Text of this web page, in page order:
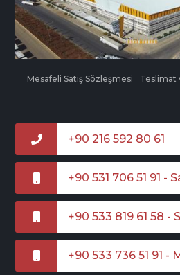
Mesafeli Satış Sözleşmesi Teslimat
+90 216 592 80 61
+90 531 706 51 91 -
+90 533 819 61 58 -
+90 533 736 51 91 -